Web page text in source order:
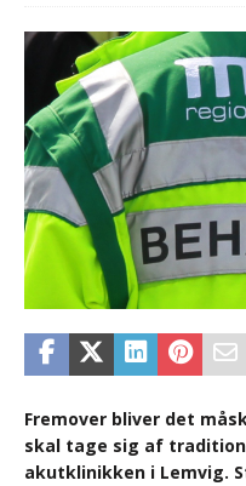
Fremover bliver det
skal tage sig af
akutklinikken i Lemvig.